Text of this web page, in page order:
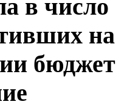
в число
на
бюджет